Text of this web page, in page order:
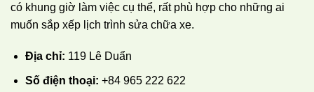
có khung giờ làm việc cụ thể, rất phù hợp cho những ai
muốn sắp xếp lịch trình sửa chữa xe.
Địa chỉ: 119 Lê Duẩn
Số điện thoại: +84 965 222 622